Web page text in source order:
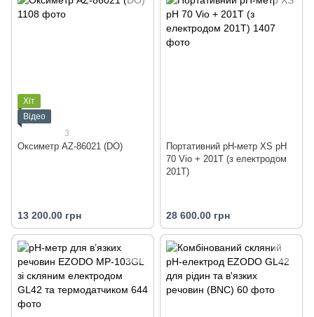
Хіт
Відео
3
Оксиметр AZ-86021 (DO)
13 200.00 грн
Портативний pH-метр XS pH
70 Vio + 201T (з електродом
201T)
28 600.00 грн